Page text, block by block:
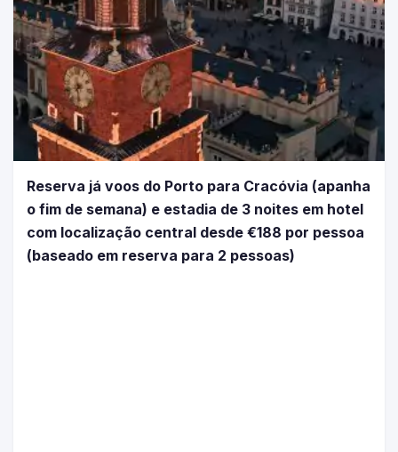
Reserva já voos do Porto para Cracóvia (apanha
o fim de semana) e estadia de 3 noites em hotel
com localização central desde €188 por pessoa
(baseado em reserva para 2 pessoas)